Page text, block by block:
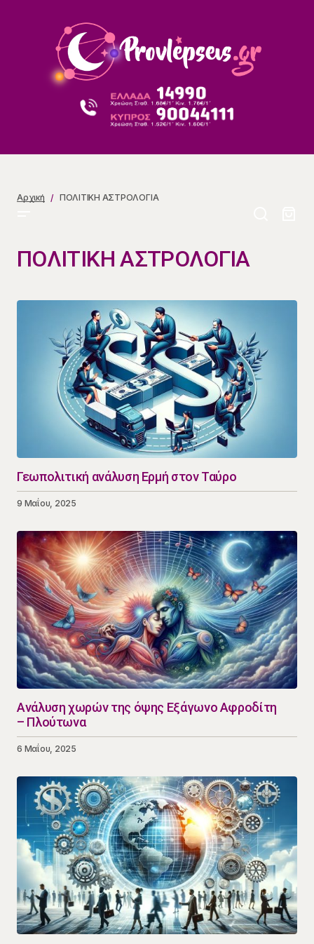
Αρχική ΠΟΛΙΤΙΚΗ ΑΣΤΡΟΛΟΓΙΑ
ΠΟΛΙΤΙΚΗ ΑΣΤΡΟΛΟΓΙΑ
Γεωπολιτική ανάλυση Ερμή στον Ταύρο
9 Μαΐου, 2025
Ανάλυση χωρών της όψης Εξάγωνο Αφροδίτη
– Πλούτωνα
6 Μαΐου, 2025